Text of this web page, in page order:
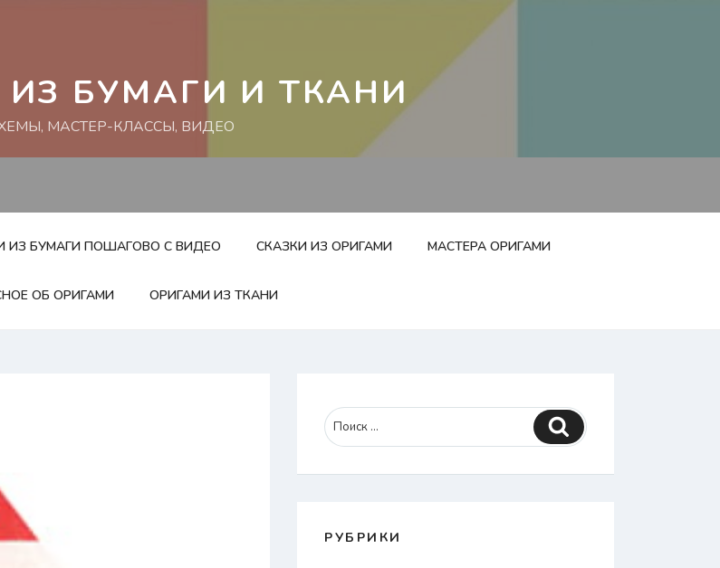
БУМАГИ И ТКАНИ
МАСТЕР-КЛАССЫ, ВИДЕО
ИЗ БУМАГИ ПОШАГОВО С ВИДЕО СКАЗКИ ИЗ ОРИГАМИ МАСТЕРА ОРИГАМИ
ОБ ОРИГАМИ ОРИГАМИ ИЗ ТКАНИ
Поиск
РУБРИКИ